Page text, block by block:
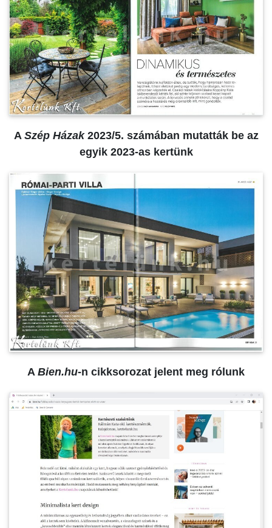
A Szép Házak2023/5. számában mutatták be az
egyik 2023-as kertünk
A Bien.hu-n cikksorozat jelent meg rólunk